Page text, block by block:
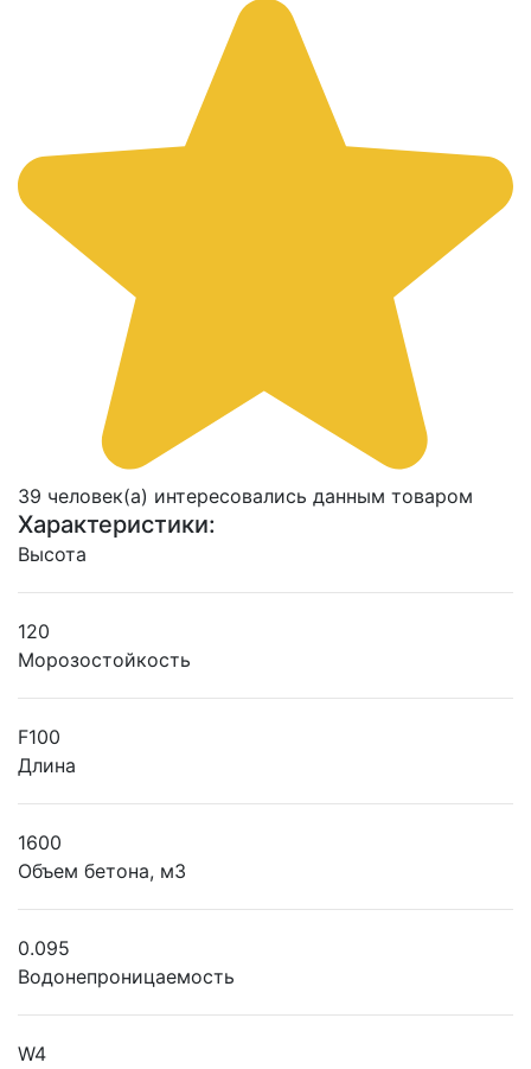
39 человек(а) интересовались данным товаром
Характеристики:
Высота
120
Морозостойкость
F100
Длина
1600
Объем бетона, м3
0.095
Водонепроницаемость
W4